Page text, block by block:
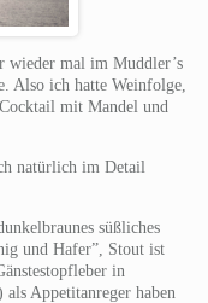
wieder mal im Muddler’s
Also ich hatte Weinfolge,
mit Mandel und
natürlich im Detail
süßliches
und Hafer”, Stout ist
in
Appetitanreger haben